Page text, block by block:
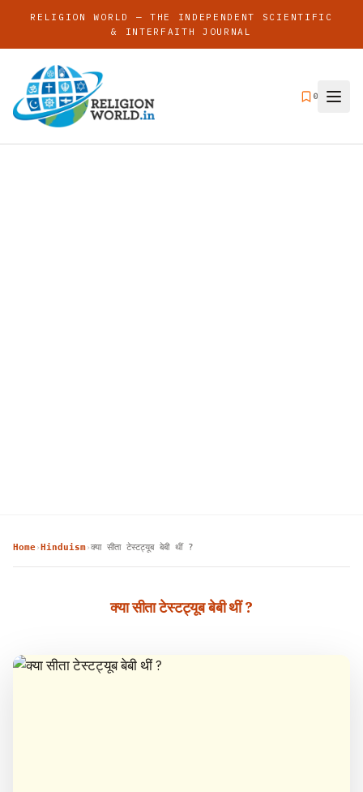
RELIGION WORLD — THE INDEPENDENT SCIENTIFIC
& INTERFAITH JOURNAL
0
Home› Hinduism›क्या सीता टेस्टट्यूब बेबी थीं ?
क्या सीता टेस्टट्यूब बेबी थीं ?